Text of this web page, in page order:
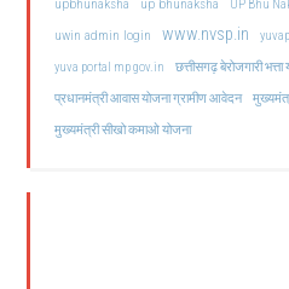
upbhunaksha up bhunaksha UP Bhu
uwin admin login www.nvsp.in
yuva portal mp gov.in
छत्तीसगढ़ बेरोजगारी भत्ता
प्रधानमंत्री आवास योजना ग्रामीण आवेदन
मुख्यमंत्री सीखो कमाओ योजना